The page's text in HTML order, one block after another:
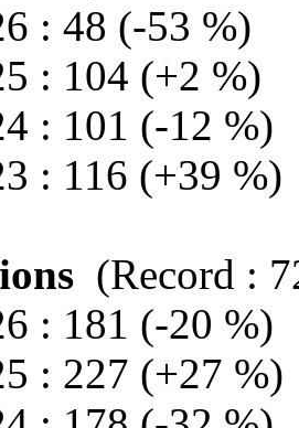
: 48 (-53 %)
: 104 (+2 %)
: 101 (-12 %)
: 116 (+39 %)
(Record :
: 181 (-20 %)
: 227 (+27 %)